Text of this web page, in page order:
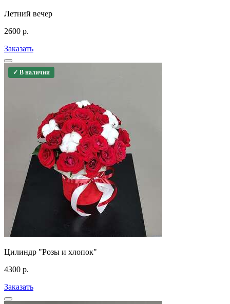
Летний вечер
2600 р.
Заказать
✓ В наличии
Цилиндр "Розы и хлопок"
4300 р.
Заказать